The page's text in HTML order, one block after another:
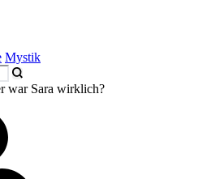
Mystik
war Sara wirklich?